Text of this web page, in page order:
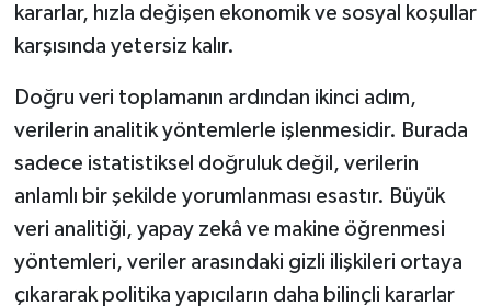
kararlar, hızla değişen ekonomik ve sosyal koşullar
karşısında yetersiz kalır.
Doğru veri toplamanın ardından ikinci adım,
verilerin analitik yöntemlerle işlenmesidir. Burada
sadece istatistiksel doğruluk değil, verilerin
anlamlı bir şekilde yorumlanması esastır. Büyük
veri analitiği, yapay zekâ ve makine öğrenmesi
yöntemleri, veriler arasındaki gizli ilişkileri ortaya
çıkararak politika yapıcıların daha bilinçli kararlar